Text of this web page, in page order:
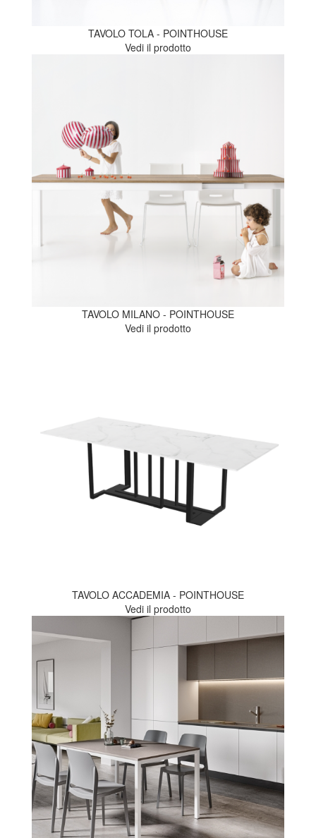
TAVOLO TOLA - POINTHOUSE
Vedi il prodotto
TAVOLO MILANO - POINTHOUSE
Vedi il prodotto
TAVOLO ACCADEMIA - POINTHOUSE
Vedi il prodotto